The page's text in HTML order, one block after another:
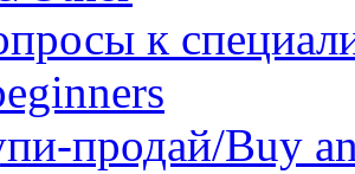
к
продай/Buy